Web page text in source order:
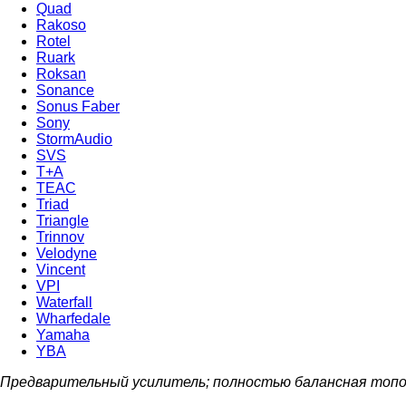
Quad
Rakoso
Rotel
Ruark
Roksan
Sonance
Sonus Faber
Sony
StormAudio
SVS
T+A
TEAC
Triad
Triangle
Trinnov
Velodyne
Vincent
VPI
Waterfall
Wharfedale
Yamaha
YBA
Предварительный усилитель; полностью балансная